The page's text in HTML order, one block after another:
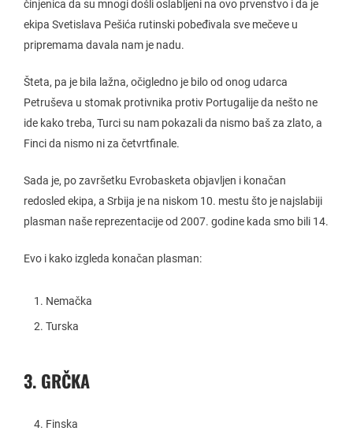
činjenica da su mnogi došli oslabljeni na ovo prvenstvo i da je
ekipa Svetislava Pešića rutinski pobeđivala sve mečeve u
pripremama davala nam je nadu.
Šteta, pa je bila lažna, očigledno je bilo od onog udarca
Petruševa u stomak protivnika protiv Portugalije da nešto ne
ide kako treba, Turci su nam pokazali da nismo baš za zlato, a
Finci da nismo ni za četvrtfinale.
Sada je, po završetku Evrobasketa objavljen i konačan
redosled ekipa, a Srbija je na niskom 10. mestu što je najslabiji
plasman naše reprezentacije od 2007. godine kada smo bili 14.
Evo i kako izgleda konačan plasman:
Nemačka
Turska
3. GRČKA
Finska